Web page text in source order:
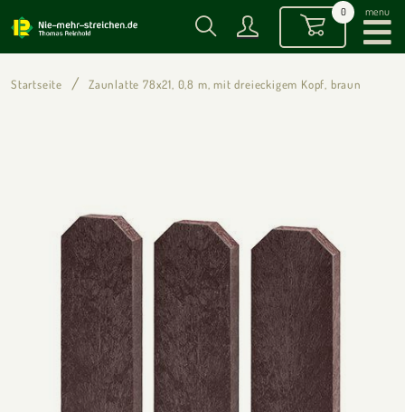
0 menu
Startseite Zaunlatte 78x21, 0,8 m, mit dreieckigem Kopf, braun